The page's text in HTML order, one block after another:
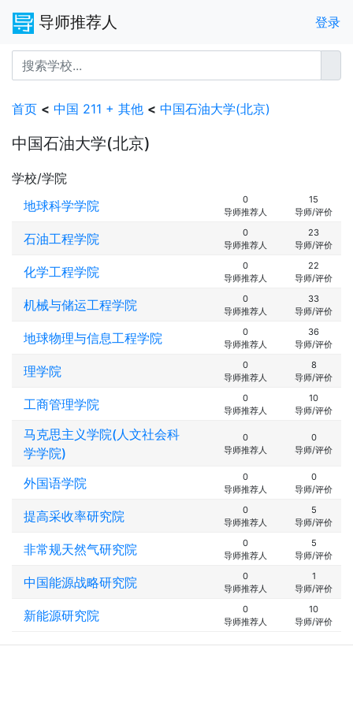
导师推荐人 登录
首页 < 中国 211 + 其他 < 中国石油大学(北京)
中国石油大学(北京)
学校/学院
地球科学学院
0
导师推荐人
15
导师/评价
石油工程学院
0
导师推荐人
23
导师/评价
化学工程学院
0
导师推荐人
22
导师/评价
机械与储运工程学院
0
导师推荐人
33
导师/评价
地球物理与信息工程学院
0
导师推荐人
36
导师/评价
理学院
0
导师推荐人
8
导师/评价
工商管理学院
0
导师推荐人
10
导师/评价
马克思主义学院(人文社会科
学学院)
0
导师推荐人
0
导师/评价
外国语学院
0
导师推荐人
0
导师/评价
提高采收率研究院
0
导师推荐人
5
导师/评价
非常规天然气研究院
0
导师推荐人
5
导师/评价
中国能源战略研究院
0
导师推荐人
1
导师/评价
新能源研究院
0
导师推荐人
10
导师/评价